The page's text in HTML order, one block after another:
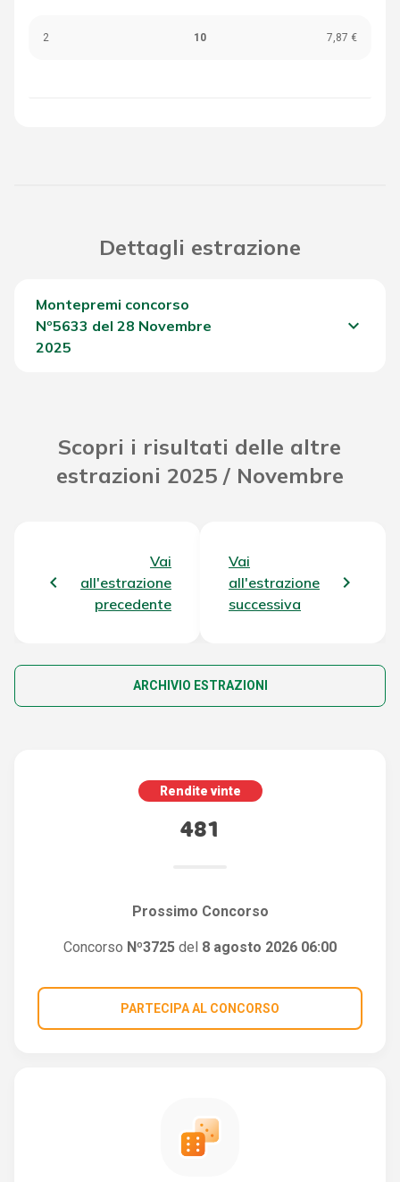
2 10 7,87 €
Dettagli estrazione
Montepremi concorso
Nº5633 del 28 Novembre
2025
keyboard_arrow_down
Scopri i risultati delle altre
estrazioni 2025 / Novembre
Vai
all'estrazione
precedente
Vai
all'estrazione
successiva
ARCHIVIO ESTRAZIONI
Rendite vinte
481
Prossimo Concorso
Concorso Nº3725 del 8 agosto 2026 06:00
PARTECIPA AL CONCORSO